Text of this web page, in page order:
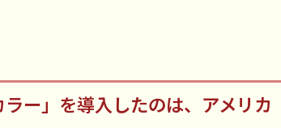
ー」を導入したのは、アメリカ